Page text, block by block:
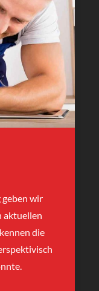
geben wir
aktuellen
die